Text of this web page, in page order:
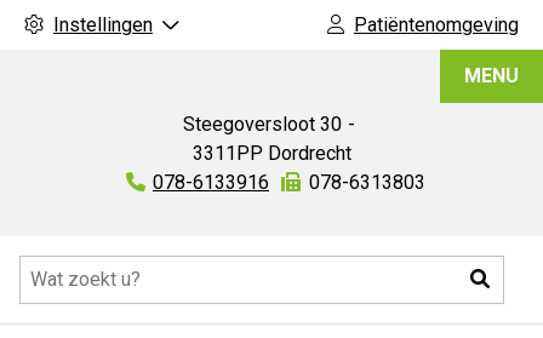
Instellingen Patiëntenomgeving
Steegoversloot 30
3311PP Dordrecht
Tel:
078-6133916 Fax:
078-6313803
MENU